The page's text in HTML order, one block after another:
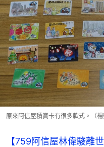
原來阿信屋積賞卡有很多款式。（楊
【759阿信屋林偉駿離